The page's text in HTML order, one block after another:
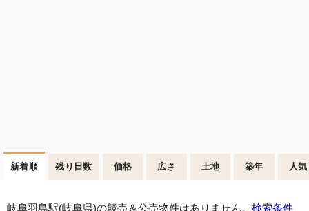
新着順 残り日数 価格 広さ 土地 築年 人気
岐阜羽島駅(岐阜県)の競売＆公売物件はありません。 検索条件